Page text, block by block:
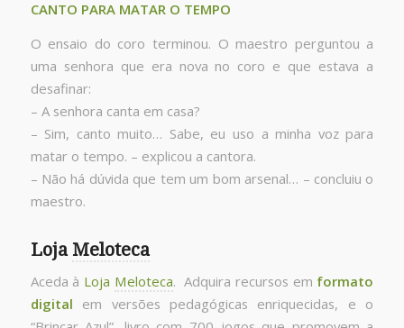
CANTO PARA MATAR O TEMPO
O ensaio do coro terminou. O maestro perguntou a
uma senhora que era nova no coro e que estava a
desafinar:
– A senhora canta em casa?
– Sim, canto muito… Sabe, eu uso a minha voz para
matar o tempo. – explicou a cantora.
– Não há dúvida que tem um bom arsenal… – concluiu o
maestro.
Loja Meloteca
Aceda à Loja Meloteca. Adquira recursos em formato
digital em versões pedagógicas enriquecidas, e o